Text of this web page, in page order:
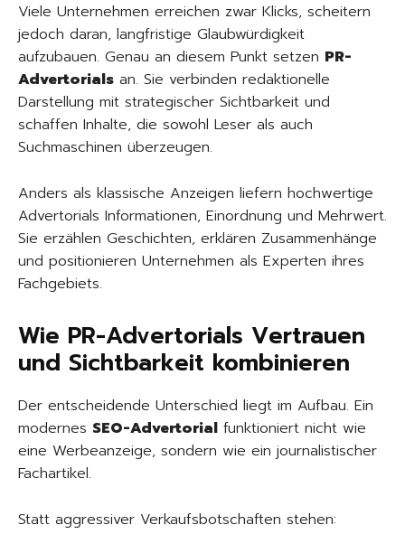
Viele Unternehmen erreichen zwar Klicks, scheitern
jedoch daran, langfristige Glaubwürdigkeit
aufzubauen. Genau an diesem Punkt setzen PR-
Advertorials an. Sie verbinden redaktionelle
Darstellung mit strategischer Sichtbarkeit und
schaffen Inhalte, die sowohl Leser als auch
Suchmaschinen überzeugen.
Anders als klassische Anzeigen liefern hochwertige
Advertorials Informationen, Einordnung und Mehrwert.
Sie erzählen Geschichten, erklären Zusammenhänge
und positionieren Unternehmen als Experten ihres
Fachgebiets.
Wie PR-Advertorials Vertrauen
und Sichtbarkeit kombinieren
Der entscheidende Unterschied liegt im Aufbau. Ein
modernes SEO-Advertorial funktioniert nicht wie
eine Werbeanzeige, sondern wie ein journalistischer
Fachartikel.
Statt aggressiver Verkaufsbotschaften stehen: